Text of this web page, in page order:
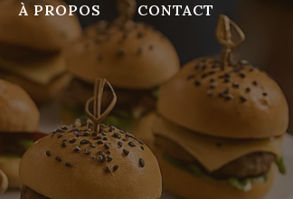
À PROPOS CONTACT